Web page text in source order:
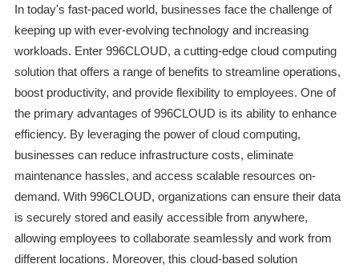
In today's fast-paced world, businesses face the challenge of
keeping up with ever-evolving technology and increasing
workloads. Enter 996CLOUD, a cutting-edge cloud computing
solution that offers a range of benefits to streamline operations,
boost productivity, and provide flexibility to employees. One of
the primary advantages of 996CLOUD is its ability to enhance
efficiency. By leveraging the power of cloud computing,
businesses can reduce infrastructure costs, eliminate
maintenance hassles, and access scalable resources on-
demand. With 996CLOUD, organizations can ensure their data
is securely stored and easily accessible from anywhere,
allowing employees to collaborate seamlessly and work from
different locations. Moreover, this cloud-based solution